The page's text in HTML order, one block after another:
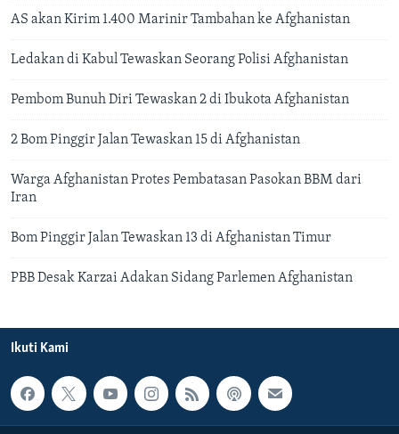
AS akan Kirim 1.400 Marinir Tambahan ke Afghanistan
Ledakan di Kabul Tewaskan Seorang Polisi Afghanistan
Pembom Bunuh Diri Tewaskan 2 di Ibukota Afghanistan
2 Bom Pinggir Jalan Tewaskan 15 di Afghanistan
Warga Afghanistan Protes Pembatasan Pasokan BBM dari
Iran
Bom Pinggir Jalan Tewaskan 13 di Afghanistan Timur
PBB Desak Karzai Adakan Sidang Parlemen Afghanistan
Ikuti Kami